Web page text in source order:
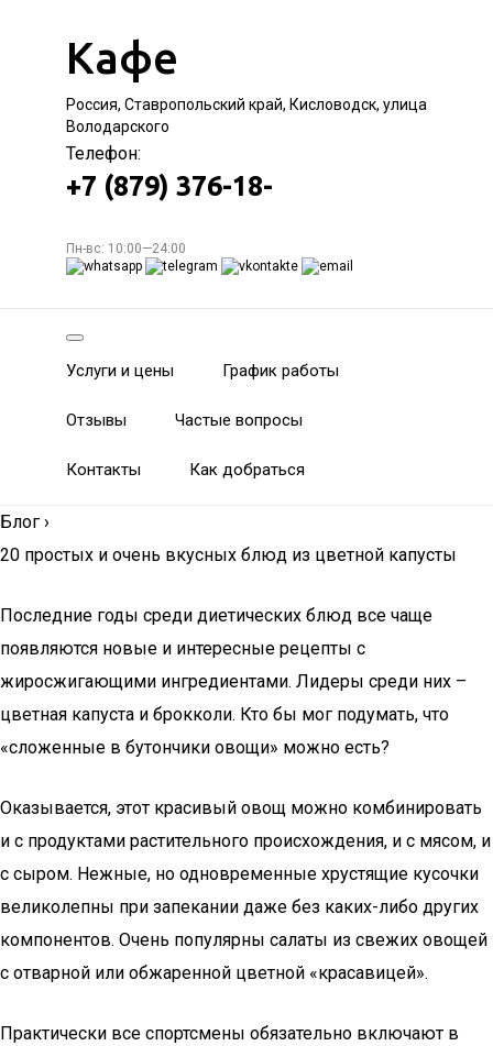
Кафе
Россия, Ставропольский край, Кисловодск, улица
Володарского
Телефон:
+7 (879) 376-18-
Пн-вс: 10:00—24:00
Услуги и цены График работы
Отзывы Частые вопросы
Контакты Как добраться
Блог ›
20 простых и очень вкусных блюд из цветной капусты
Последние годы среди диетических блюд все чаще
появляются новые и интересные рецепты с
жиросжигающими ингредиентами. Лидеры среди них –
цветная капуста и брокколи. Кто бы мог подумать, что
«сложенные в бутончики овощи» можно есть?
Оказывается, этот красивый овощ можно комбинировать
и с продуктами растительного происхождения, и с мясом, и
с сыром. Нежные, но одновременные хрустящие кусочки
великолепны при запекании даже без каких-либо других
компонентов. Очень популярны салаты из свежих овощей
с отварной или обжаренной цветной «красавицей».
Практически все спортсмены обязательно включают в